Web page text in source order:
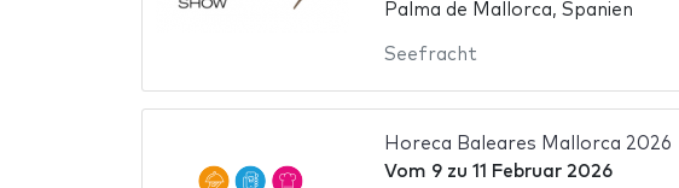
Palma de Mallorca, Spanien
Seefracht
Horeca Baleares Mallorca 2026
Vom 9zu 11 Februar 2026